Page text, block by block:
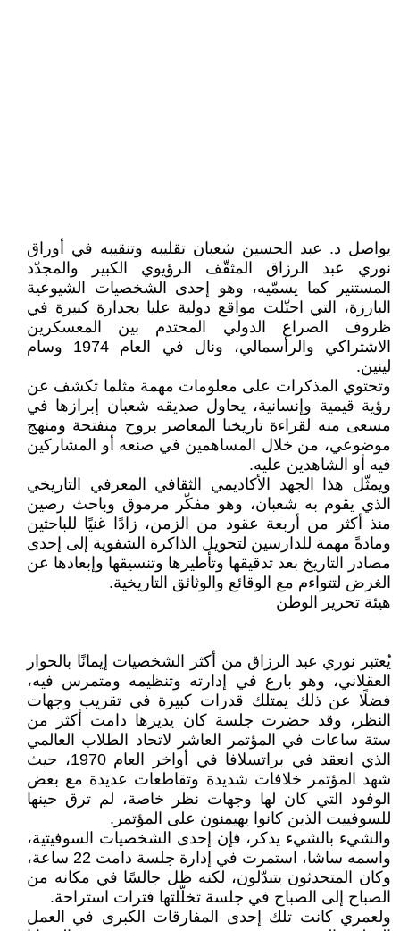
يواصل د. عبد الحسين شعبان تقليبه وتنقيبه في أوراق
نوري عبد الرزاق المثقّف الرؤيوي الكبير والمجدّد
المستنير كما يسمّيه، وهو إحدى الشخصيات الشيوعية
البارزة، التي احتّلت مواقع دولية عليا بجدارة كبيرة في
ظروف الصراع الدولي المحتدم بين المعسكرين
الاشتراكي والرأسمالي، ونال في العام 1974 وسام
لينين.
وتحتوي المذكرات على معلومات مهمة مثلما تكشف عن
رؤية قيمية وإنسانية، يحاول صديقه شعبان إبرازها في
مسعى منه لقراءة تاريخنا المعاصر بروح منفتحة ومنهج
موضوعي، من خلال المساهمين في صنعه أو المشاركين
فيه أو الشاهدين عليه.
ويمثّل هذا الجهد الأكاديمي الثقافي المعرفي التاريخي
الذي يقوم به شعبان، وهو مفكّر مرموق وباحث رصين
منذ أكثر من أربعة عقود من الزمن، زادًا غنيًا للباحثين
ومادةً مهمة للدارسين لتحويل الذاكرة الشفوية إلى إحدى
مصادر التاريخ بعد تدقيقها وتأطيرها وتنسيقها وإبعادها عن
الغرض لتتواءم مع الوقائع والوثائق التاريخية.
هيئة تحرير الوطن
يُعتبر نوري عبد الرزاق من أكثر الشخصيات إيمانًا بالحوار
العقلاني، وهو بارع في إدارته وتنظيمه ومتمرس فيه،
فضلًا عن ذلك يمتلك قدرات كبيرة في تقريب وجهات
النظر، وقد حضرت جلسة كان يديرها دامت أكثر من
ستة ساعات في المؤتمر العاشر لاتحاد الطلاب العالمي
الذي انعقد في براتسلافا في أواخر العام 1970، حيث
شهد المؤتمر خلافات شديدة وتقاطعات عديدة مع بعض
الوفود التي كان لها وجهات نظر خاصة، لم ترق حينها
للسوفييت الذين كانوا يهيمنون على المؤتمر.
والشيء بالشيء يذكر، فإن إحدى الشخصيات السوفيتية،
واسمه ساشا، استمرت في إدارة جلسة دامت 22 ساعة،
وكان المتحدثون يتبدّلون، لكنه ظل جالسًا في مكانه من
الصباح إلى الصباح في جلسة تخلّلتها فترات استراحة.
ولعمري كانت تلك إحدى المفارقات الكبرى في العمل